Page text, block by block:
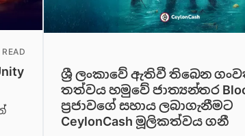
ශ්‍රී ලංකාවේ ඇතිවී තිබෙන
තත්වය හමුවේ ජාත්‍යන්තර
ප්‍රජාවගේ සහාය ලබාගැනීමට
CeylonCash මූලිකත්වය ග​නී